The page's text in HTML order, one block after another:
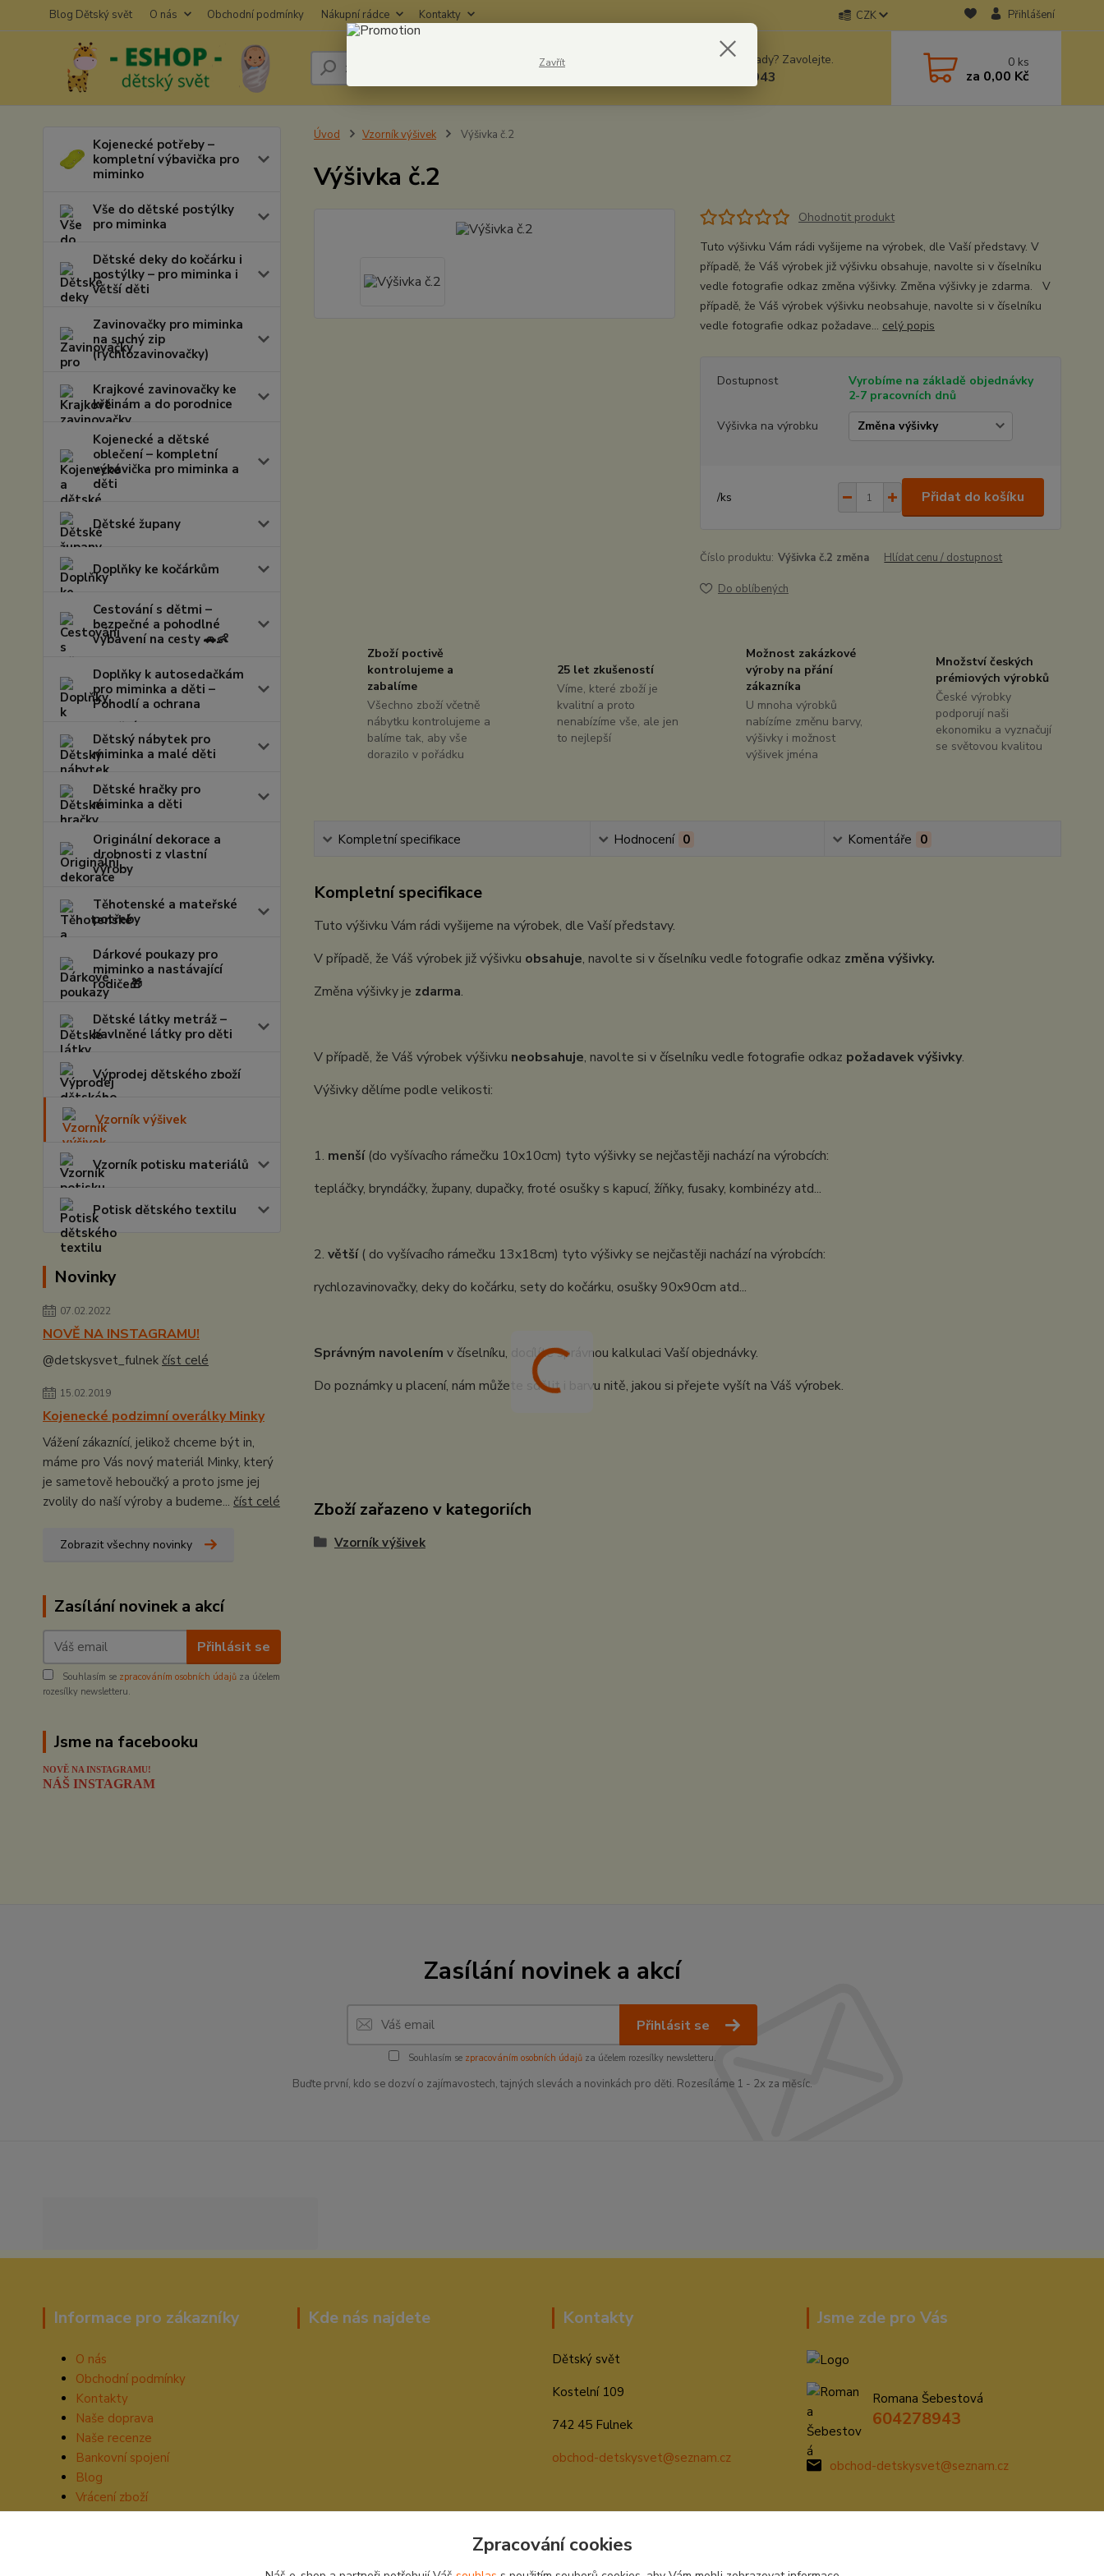
Blog Dětský svět O nás Obchodní podmínky Nákupní rádce Kontakty CZK Přihlášení
Hledat Nevíte si rady? Zavolejte.
604278943
0 ks
za 0,00 Kč
Kojenecké potřeby –
kompletní výbavička pro
miminko
Vše do dětské postýlky
pro miminka
Dětské deky do kočárku i
postýlky – pro miminka i
větší děti
Zavinovačky pro miminka
na suchý zip
(rychlozavinovačky)
Krajkové zavinovačky ke
křtinám a do porodnice
Kojenecké a dětské
oblečení – kompletní
výbavička pro miminka a
děti
Dětské župany
Doplňky ke kočárkům
Cestování s dětmi –
bezpečné a pohodlné
vybavení na cesty 🚗👶
Doplňky k autosedačkám
pro miminka a děti –
Pohodlí a ochrana
Dětský nábytek pro
miminka a malé děti
Dětské hračky pro
miminka a děti
Originální dekorace a
drobnosti z vlastní
výroby
Těhotenské a mateřské
potřeby
Dárkové poukazy pro
miminko a nastávající
rodiče🎁
Dětské látky metráž –
bavlněné látky pro děti
Výprodej dětského zboží
Vzorník výšivek
Vzorník potisku materiálů
Potisk dětského textilu
Novinky
07.02.2022
NOVĚ NA INSTAGRAMU!
@detskysvet_fulnek číst celé
15.02.2019
Kojenecké podzimní overálky Minky
Vážení zákaznící, jelikož chceme být in,
máme pro Vás nový materiál Minky, který
je sametově heboučký a proto jsme jej
zvolily do naší výroby a budeme... číst celé
Zobrazit všechny novinky
Zasílání novinek a akcí
Přihlásit se
Souhlasím se zpracováním osobních údajů za účelem
rozesílky newsletteru.
Jsme na facebooku
NOVĚ NA INSTAGRAMU!
NÁŠ INSTAGRAM
Úvod Vzorník výšivek Výšivka č.2
Výšivka č.2
Ohodnotit produkt
Tuto výšivku Vám rádi vyšijeme na výrobek, dle Vaší představy. V
případě, že Váš výrobek již výšivku obsahuje, navolte si v číselníku
vedle fotografie odkaz změna výšivky. Změna výšivky je zdarma. V
případě, že Váš výrobek výšivku neobsahuje, navolte si v číselníku
vedle fotografie odkaz požadave... celý popis
Dostupnost
Vyrobíme na základě objednávky
2-7 pracovních dnů
Výšivka na výrobku
/ks Přidat do košíku
Číslo produktu: Výšivka č.2 změna Hlídat cenu / dostupnost
Do oblíbených
Zboží poctivě
kontrolujeme a
zabalíme
Všechno zboží včetně
nábytku kontrolujeme a
balíme tak, aby vše
dorazilo v pořádku
25 let zkušeností
Víme, které zboží je
kvalitní a proto
nenabízíme vše, ale jen
to nejlepší
Možnost zakázkové
výroby na přání
zákazníka
U mnoha výrobků
nabízíme změnu barvy,
výšivky i možnost
výšivek jména
Množství českých
prémiových výrobků
České výrobky
podporují naši
ekonomiku a vyznačují
se světovou kvalitou
Kompletní specifikace Hodnocení 0 Komentáře 0
Kompletní specifikace
Tuto výšivku Vám rádi vyšijeme na výrobek, dle Vaší představy.
V případě, že Váš výrobek již výšivku obsahuje, navolte si v číselníku vedle fotografie odkaz změna výšivky.
Změna výšivky je zdarma.
V případě, že Váš výrobek výšivku neobsahuje, navolte si v číselníku vedle fotografie odkaz požadavek výšivky.
Výšivky dělíme podle velikosti:
1. menší(do vyšívacího rámečku 10x10cm) tyto výšivky se nejčastěji nachází na výrobcích:
tepláčky, bryndáčky, župany, dupačky, froté osušky s kapucí, žíňky, fusaky, kombinézy atd...
2. větší( do vyšívacího rámečku 13x18cm) tyto výšivky se nejčastěji nachází na výrobcích:
rychlozavinovačky, deky do kočárku, sety do kočárku, osušky 90x90cm atd...
Správným navolením v číselníku, docílíte správnou kalkulaci Vaší objednávky.
Do poznámky u placení, nám můžete sdělit i barvu nitě, jakou si přejete vyšít na Váš výrobek.
Zboží zařazeno v kategoriích
Vzorník výšivek
Zasílání novinek a akcí
Přihlásit se
Souhlasím se zpracováním osobních údajůza účelem rozesílky newsletteru.
Buďte první, kdo se dozví o zajímavostech, tajných slevách a novinkách pro děti. Rozesíláme 1 - 2x za měsíc.
Informace pro zákazníky
O nás
Obchodní podmínky
Kontakty
Naše doprava
Naše recenze
Bankovní spojení
Blog
Vrácení zboží
Kde nás najdete Kontakty
Dětský svět
Kostelní 109
742 45 Fulnek
obchod-detskysvet@seznam.cz
Jsme zde pro Vás
Romana Šebestová
604278943
obchod-detskysvet@seznam.cz
Zavřít
Zpracování cookies